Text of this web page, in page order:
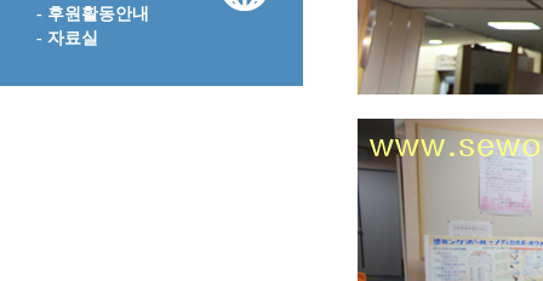
- 후원활동안내
- 자료실